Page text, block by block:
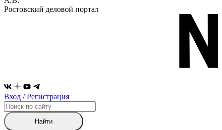
Ростовский деловой портал
Вход / Регистрация
Найти